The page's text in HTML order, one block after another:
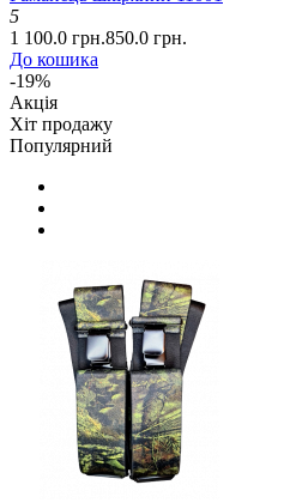
5
1 100.0 грн.850.0 грн.
До кошика
-19%
Акція
Хіт продажу
Популярний